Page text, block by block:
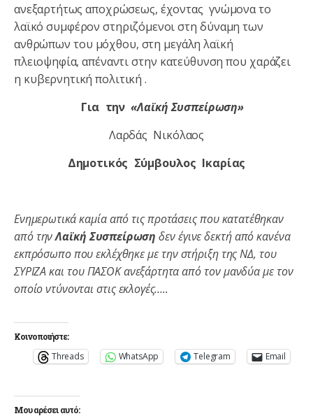
ανεξαρτήτως αποχρώσεως, έχοντας γνώμονα το
λαϊκό συμφέρον στηριζόμενοι στη δύναμη των
ανθρώπων του μόχθου, στη μεγάλη λαϊκή
πλειοψηφία, απέναντι στην κατεύθυνση που χαράζει
η κυβερνητική πολιτική .
Για την«Λαϊκή Συσπείρωση»
Λαρδάς Νικόλαος
Δημοτικός Σύμβουλος Ικαρίας
Ενημερωτικά καμία από τις προτάσεις που κατατέθηκαν
από τηνΛαϊκή Συσπείρωση δεν έγινε δεκτή από κανένα
εκπρόσωπο που εκλέχθηκε με την στήριξη της ΝΔ, του
ΣΥΡΙΖΑ και του ΠΑΣΟΚ ανεξάρτητα από τον μανδύα με τον
οποίο ντύνονται στις εκλογές…..
Κοινοποιήστε:
Threads WhatsApp Telegram Email
Μου αρέσει αυτό: